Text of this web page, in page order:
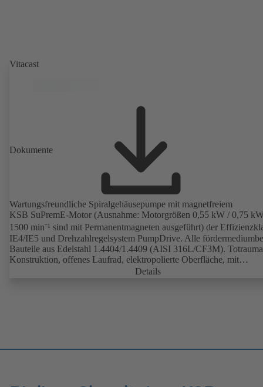
Vitacast
Dokumente
Wartungsfreundliche Spiralgehäusepumpe mit magnetfreiem
KSB SuPremE-Motor (Ausnahme: Motorgrößen 0,55 kW / 0,75
1500 min⁻¹ sind mit Permanentmagneten ausgeführt) der
IE4/IE5 und Drehzahlregelsystem PumpDrive. Alle
Bauteile aus Edelstahl 1.4404/1.4409 (AISI 316L/CF3M).
Konstruktion, offenes Laufrad, elektropolierte Oberfläche, mit
hervorragendem Wirkungsgrad. Hygienische Konstruktion für
Details